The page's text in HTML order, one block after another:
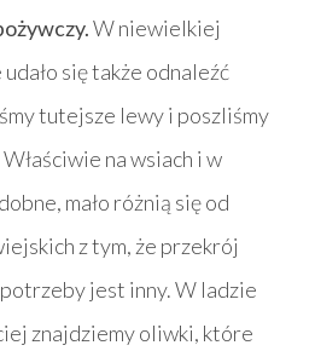
W niewielkiej
się także odnaleźć
tutejsze lewy i poszliśmy
na wsiach i w
mało różnią się od
z tym, że przekrój
jest inny. W ladzie
znajdziemy oliwki, które